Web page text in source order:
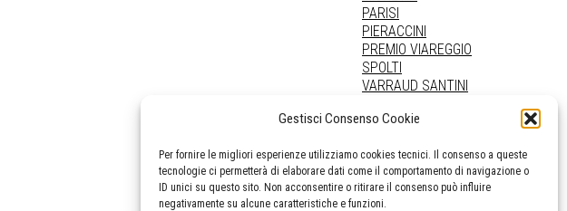
Gestisci Consenso Cookie
Per fornire le migliori esperienze utilizziamo cookies tecnici. Il consenso a queste
tecnologie ci permetterà di elaborare dati come il comportamento di navigazione o
ID unici su questo sito. Non acconsentire o ritirare il consenso può influire
negativamente su alcune caratteristiche e funzioni.
PARISI
PIERACCINI
PREMIO VIAREGGIO
SPOLTI
VARRAUD SANTINI